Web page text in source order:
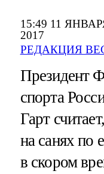
15:49 11
2017
РЕДАКЦИЯ
Президент
спорта
Гарт
на санях по
в скором